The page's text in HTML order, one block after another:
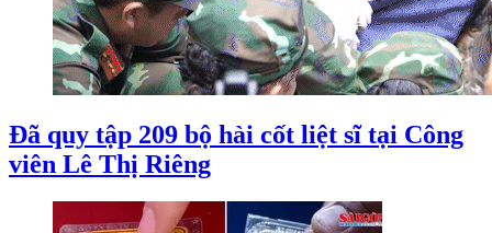
Đã quy tập 209 bộ hài cốt liệt sĩ tại Công
viên Lê Thị Riêng